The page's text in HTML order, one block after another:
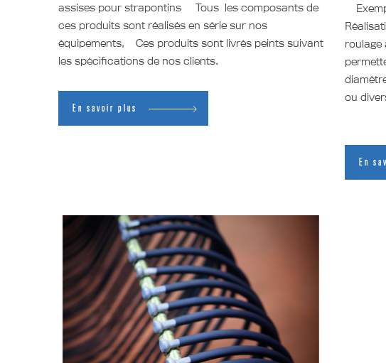
assises pour strapontins Tous les composants de
ces produits sont réalisés en série sur nos
équipements, Ces produits sont livrés peints suivant
les spécifications de nos clients.
En savoir plus
ou
En